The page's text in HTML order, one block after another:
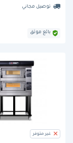
توصيل مجاني
بائع موثق
غير متوفر